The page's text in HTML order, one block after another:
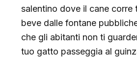
salentino dove il cane corre
beve dalle fontane
che gli abitanti non ti
tuo gatto passeggia al